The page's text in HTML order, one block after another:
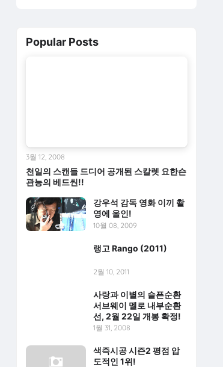
Popular Posts
천일의 스캔들 드디어 공개된 스칼렛 요한슨
관능의 베드씬!!
3월 12, 2008
강우석 감독 영화 이끼 촬
영에 올인!
10월 08, 2009
랭고 Rango (2011)
2월 10, 2011
사랑과 이별의 슬픈순환
서브웨이 멜로 내부순환
선, 2월 22일 개봉 확정!
1월 31, 2008
색즉시공 시즌2 평점 압
도적인 1위!